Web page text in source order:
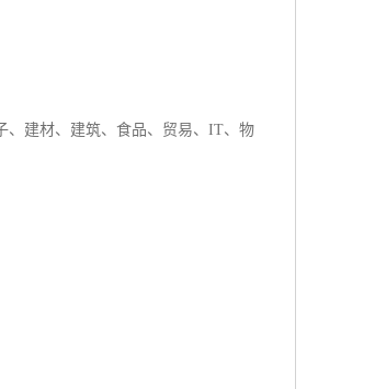
、建材、建筑、食品、贸易、IT、物